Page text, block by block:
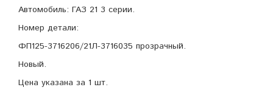
Автомобиль: ГАЗ 21 3 серии.
Номер детали:
ФП125-3716206/21Л-3716035 прозрачный.
Новый.
Цена указана за 1 шт.